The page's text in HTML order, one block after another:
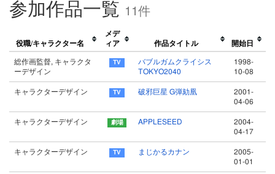
参加作品一覧 11件
役職/キャラクター名
メデ
ィア
作品タイトル 開始日
総作画監督, キャラクタ
ーデザイン
バブルガムクライシス
TOKYO2040
1998-
10-08
キャラクターデザイン 破邪巨星 G弾劾凰
2001-
04-06
キャラクターデザイン APPLESEED
2004-
04-17
キャラクターデザイン まじかるカナン
2005-
01-01